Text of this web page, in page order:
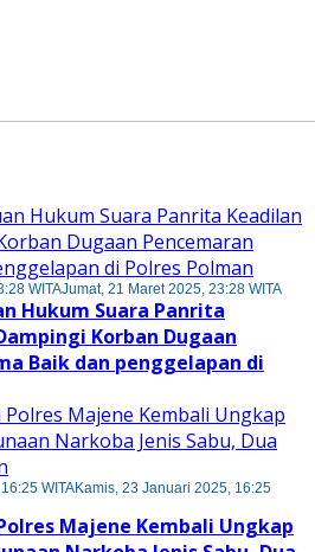
WITAJumat, 21 Maret 2025, 23:28 WITA
Hukum Suara Panrita
Korban Dugaan
Baik dan penggelapan di
WITAKamis, 23 Januari 2025, 16:25
Majene Kembali Ungkap